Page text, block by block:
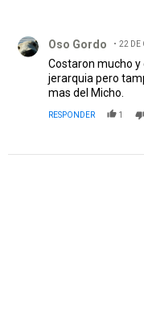
Oso Gordo 22 DE
Costaron mucho
jerarquia pero
mas del Micho.
RESPONDER 1